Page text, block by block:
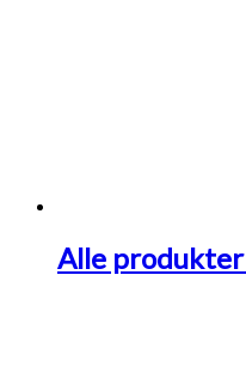
Alle produkter